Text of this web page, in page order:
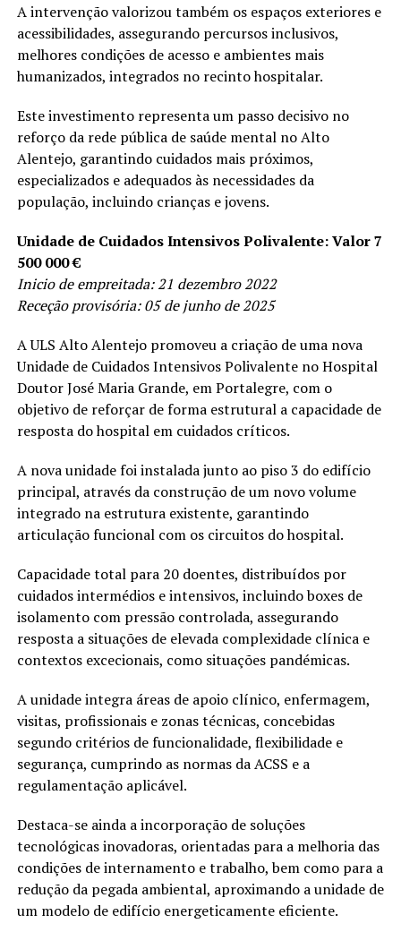
A intervenção valorizou também os espaços exteriores e
acessibilidades, assegurando percursos inclusivos,
melhores condições de acesso e ambientes mais
humanizados, integrados no recinto hospitalar.
Este investimento representa um passo decisivo no
reforço da rede pública de saúde mental no Alto
Alentejo, garantindo cuidados mais próximos,
especializados e adequados às necessidades da
população, incluindo crianças e jovens.
Unidade de Cuidados Intensivos Polivalente: Valor 7
500 000 €
Inicio de empreitada: 21 dezembro 2022
Receção provisória: 05 de junho de 2025
A ULS Alto Alentejo promoveu a criação de uma nova
Unidade de Cuidados Intensivos Polivalente no Hospital
Doutor José Maria Grande, em Portalegre, com o
objetivo de reforçar de forma estrutural a capacidade de
resposta do hospital em cuidados críticos.
A nova unidade foi instalada junto ao piso 3 do edifício
principal, através da construção de um novo volume
integrado na estrutura existente, garantindo
articulação funcional com os circuitos do hospital.
Capacidade total para 20 doentes, distribuídos por
cuidados intermédios e intensivos, incluindo boxes de
isolamento com pressão controlada, assegurando
resposta a situações de elevada complexidade clínica e
contextos excecionais, como situações pandémicas.
A unidade integra áreas de apoio clínico, enfermagem,
visitas, profissionais e zonas técnicas, concebidas
segundo critérios de funcionalidade, flexibilidade e
segurança, cumprindo as normas da ACSS e a
regulamentação aplicável.
Destaca-se ainda a incorporação de soluções
tecnológicas inovadoras, orientadas para a melhoria das
condições de internamento e trabalho, bem como para a
redução da pegada ambiental, aproximando a unidade de
um modelo de edifício energeticamente eficiente.